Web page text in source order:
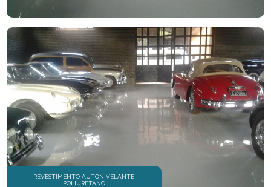
REVESTIMENTO AUTONIVELANTE
POLIURETANO